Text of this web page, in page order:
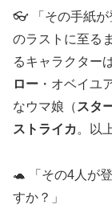
👓 「その手紙が
のラストに至る
るキャラクター
ロー ・オベイユ
なウマ娘（ スタ
ストライカ 。以
🐢 「その4人が
すか？」